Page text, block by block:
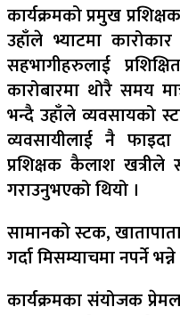
कार्यक्रमको प्रमुख
उहाँले भ्याटमा
सहभागीहरुलाई
कारोबारमा थोरै समय
भन्दै उहाँले व्यवसायको
व्यवसायीलाई नै फाइदा
प्रशिक्षक कैलाश खत्रीले
गराउनुभएको थियो ।
सामानको स्टक,
गर्दा मिसम्याचमा नपर्ने
कार्यक्रमका संयोजक